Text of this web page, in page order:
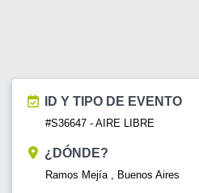
ID Y TIPO DE EVENTO
#S36647 - AIRE LIBRE
¿DÓNDE?
Ramos Mejía , Buenos Aires